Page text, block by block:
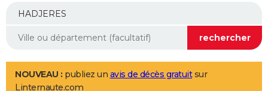
Mobiles
Meilleur smartphone
Internet
Ordinateurs
Jeux vidéo
Guide high-tech
Aménagement intérieur
LIFESTYLE
NOUVEAU : publiez un avis de décès gratuitsur
Linternaute.com